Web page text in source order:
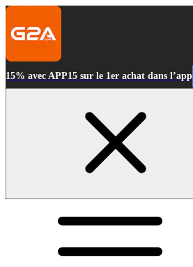
15% avec APP15 sur le 1er achat dans l’app